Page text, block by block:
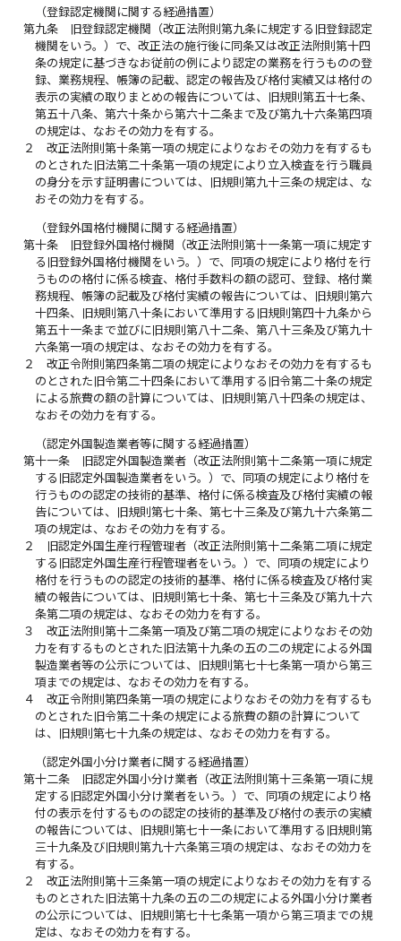
（登録認定機関に関する経過措置）
第九条
旧登録認定機関（改正法附則第九条に規定する旧登録認定
機関をいう。）で、改正法の施行後に同条又は改正法附則第十四
条の規定に基づきなお従前の例により認定の業務を行うものの登
録、業務規程、帳簿の記載、認定の報告及び格付実績又は格付の
表示の実績の取りまとめの報告については、旧規則第五十七条、
第五十八条、第六十条から第六十二条まで及び第九十六条第四項
の規定は、なおその効力を有する。
２
改正法附則第十条第一項の規定によりなおその効力を有するも
のとされた旧法第二十条第一項の規定により立入検査を行う職員
の身分を示す証明書については、旧規則第九十三条の規定は、な
おその効力を有する。
（登録外国格付機関に関する経過措置）
第十条
旧登録外国格付機関（改正法附則第十一条第一項に規定す
る旧登録外国格付機関をいう。）で、同項の規定により格付を行
うものの格付に係る検査、格付手数料の額の認可、登録、格付業
務規程、帳簿の記載及び格付実績の報告については、旧規則第六
十四条、旧規則第八十条において準用する旧規則第四十九条から
第五十一条まで並びに旧規則第八十二条、第八十三条及び第九十
六条第一項の規定は、なおその効力を有する。
２
改正令附則第四条第二項の規定によりなおその効力を有するも
のとされた旧令第二十四条において準用する旧令第二十条の規定
による旅費の額の計算については、旧規則第八十四条の規定は、
なおその効力を有する。
（認定外国製造業者等に関する経過措置）
第十一条
旧認定外国製造業者（改正法附則第十二条第一項に規定
する旧認定外国製造業者をいう。）で、同項の規定により格付を
行うものの認定の技術的基準、格付に係る検査及び格付実績の報
告については、旧規則第七十条、第七十三条及び第九十六条第二
項の規定は、なおその効力を有する。
２
旧認定外国生産行程管理者（改正法附則第十二条第二項に規定
する旧認定外国生産行程管理者をいう。）で、同項の規定により
格付を行うものの認定の技術的基準、格付に係る検査及び格付実
績の報告については、旧規則第七十条、第七十三条及び第九十六
条第二項の規定は、なおその効力を有する。
３
改正法附則第十二条第一項及び第二項の規定によりなおその効
力を有するものとされた旧法第十九条の五の二の規定による外国
製造業者等の公示については、旧規則第七十七条第一項から第三
項までの規定は、なおその効力を有する。
４
改正令附則第四条第一項の規定によりなおその効力を有するも
のとされた旧令第二十条の規定による旅費の額の計算について
は、旧規則第七十九条の規定は、なおその効力を有する。
（認定外国小分け業者に関する経過措置）
第十二条
旧認定外国小分け業者（改正法附則第十三条第一項に規
定する旧認定外国小分け業者をいう。）で、同項の規定により格
付の表示を付するものの認定の技術的基準及び格付の表示の実績
の報告については、旧規則第七十一条において準用する旧規則第
三十九条及び旧規則第九十六条第三項の規定は、なおその効力を
有する。
２
改正法附則第十三条第一項の規定によりなおその効力を有する
ものとされた旧法第十九条の五の二の規定による外国小分け業者
の公示については、旧規則第七十七条第一項から第三項までの規
定は、なおその効力を有する。